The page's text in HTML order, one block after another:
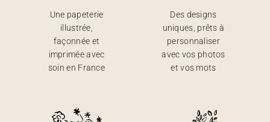
Une papeterie
illustrée,
façonnée et
imprimée avec
soin en France
Des designs
uniques, prêts à
personnaliser
avec vos photos
et vos mots